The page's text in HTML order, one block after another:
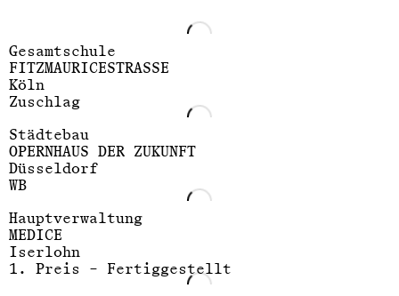
Molestina
Gesamtschule
FITZMAURICESTRASSE
Köln
Zuschlag
Städtebau
OPERNHAUS DER ZUKUNFT
Düsseldorf
WB
Hauptverwaltung
MEDICE
Iserlohn
1. Preis – Fertiggestellt